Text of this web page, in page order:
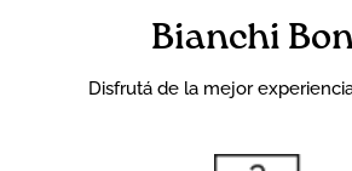
Bianchi
Disfrutá de la mejor